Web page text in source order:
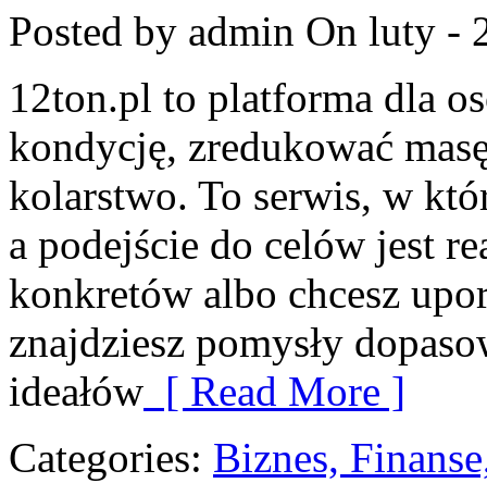
Posted by admin On luty -
12ton.pl to platforma dla
kondycję, zredukować
kolarstwo. To serwis, w
a podejście do celów jest
konkretów albo chcesz
znajdziesz pomysły
ideałów [ Read More ]
Categories: Biznes,